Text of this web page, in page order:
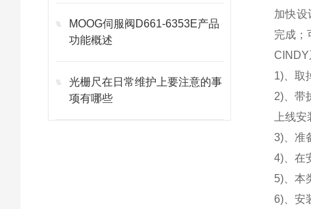
MOOG伺服阀D661-6353E产品
功能概述
光栅尺在日常维护上要注意的事
项有哪些
加快设
完成；
CINDY
1)、取
2)、带
上线
3)、准
4)、在
5)、本
6)、安